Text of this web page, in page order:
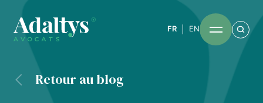
FR EN
Retour au blog